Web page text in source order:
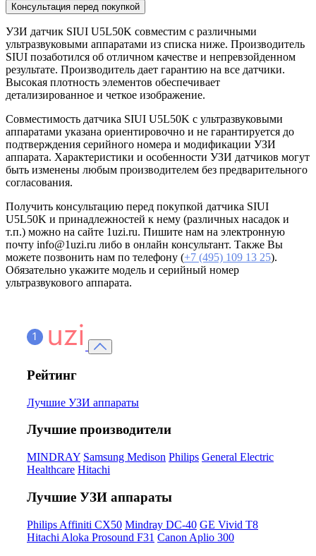
Консультация перед покупкой
УЗИ датчик SIUI U5L50K совместим с различными
ультразвуковыми аппаратами из списка ниже. Производитель
SIUI позаботился об отличном качестве и непревзойденном
результате. Производитель дает гарантию на все датчики.
Высокая плотность элементов обеспечивает
детализированное и четкое изображение.
Совместимость датчика SIUI U5L50K с ультразвуковыми
аппаратами указана ориентировочно и не гарантируется до
подтверждения серийного номера и модификации УЗИ
аппарата. Характеристики и особенности УЗИ датчиков могут
быть изменены любым производителем без предварительного
согласования.
Получить консультацию перед покупкой датчика SIUI
U5L50K и принадлежностей к нему (различных насадок и
т.п.) можно на сайте 1uzi.ru. Пишите нам на электронную
почту info@1uzi.ru либо в онлайн консультант. Также Вы
можете позвонить нам по телефону (+7 (495) 109 13 25).
Обязательно укажите модель и серийный номер
ультразвукового аппарата.
Рейтинг
Лучшие УЗИ аппараты
Лучшие производители
MINDRAY Samsung Medison Philips General Electric
Healthcare Hitachi
Лучшие УЗИ аппараты
Philips Affiniti CX50 Mindray DC-40 GE Vivid T8
Hitachi Aloka Prosound F31 Canon Aplio 300